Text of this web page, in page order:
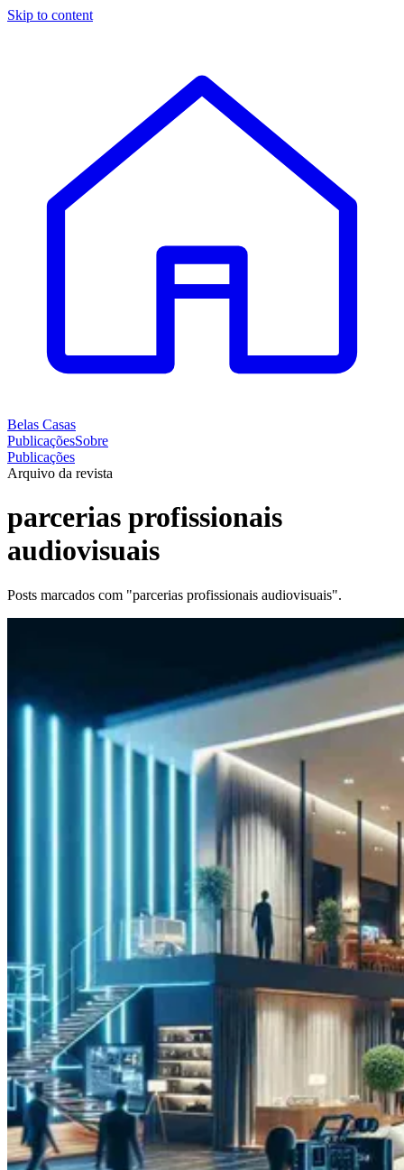
Skip to content
Belas Casas
PublicaçõesSobre
Publicações
Arquivo da revista
parcerias profissionais
audiovisuais
Posts marcados com "parcerias profissionais audiovisuais".